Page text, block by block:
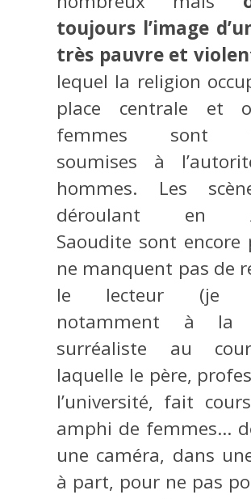
toujours l’image
très pauvre et
lequel la religion
place centrale et
femmes sont
soumises à
hommes. Les
déroulant en
Saoudite sont encore
ne manquent pas de
le lecteur (je
notamment à la
surréaliste au
laquelle le père,
l’université, fait
amphi de femmes…
une caméra, dans
à part, pour ne pas